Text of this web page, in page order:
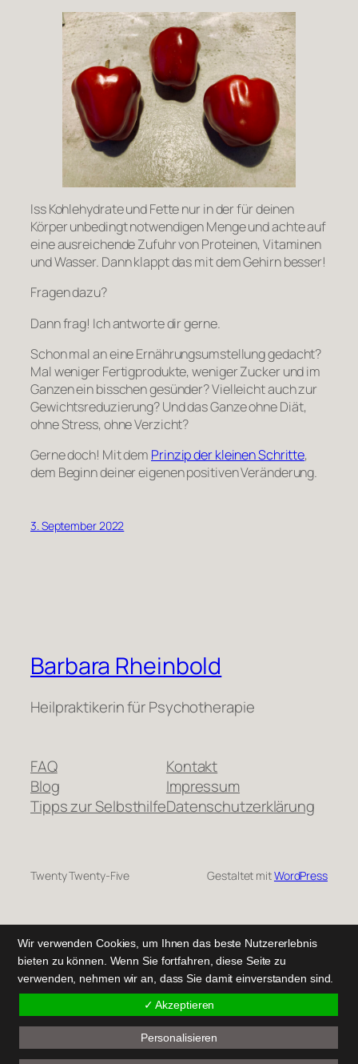
Iss Kohlehydrate und Fette nur in der für deinen
Körper unbedingt notwendigen Menge und achte auf
eine ausreichende Zufuhr von Proteinen, Vitaminen
und Wasser. Dann klappt das mit dem Gehirn besser!
Fragen dazu?
Dann frag! Ich antworte dir gerne.
Schon mal an eine Ernährungsumstellung gedacht?
Mal weniger Fertigprodukte, weniger Zucker und im
Ganzen ein bisschen gesünder? Vielleicht auch zur
Gewichtsreduzierung? Und das Ganze ohne Diät,
ohne Stress, ohne Verzicht?
Gerne doch! Mit dem Prinzip der kleinen Schritte,
dem Beginn deiner eigenen positiven Veränderung.
3. September 2022
Barbara Rheinbold
Heilpraktikerin für Psychotherapie
FAQ
Blog
Tipps zur Selbsthilfe
Kontakt
Impressum
Datenschutzerklärung
Twenty Twenty-Five Gestaltet mitWordPress
Wir verwenden Cookies, um Ihnen das beste Nutzererlebnis
bieten zu können. Wenn Sie fortfahren, diese Seite zu
verwenden, nehmen wir an, dass Sie damit einverstanden sind.
✓ Akzeptieren
Personalisieren